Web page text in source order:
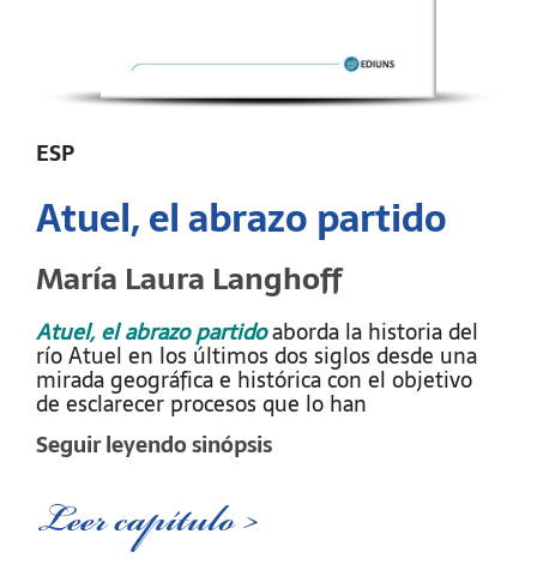
ESP
Atuel, el abrazo partido
María Laura Langhoff
Atuel, el abrazo partidoaborda la historia del
río Atuel en los últimos dos siglos desde una
mirada geográfica e histórica con el objetivo
de esclarecer procesos que lo han
transformado y han generado un conflicto
entre dos provincias. En efecto el Atuel es el
políticas tomadas en Mendoza, que impulsaron
el uso intensivo de sus aguas para favorecer el
desarrollo del oasis de San Rafael-General
Seguir leyendo sinópsis
Leer capítulo >